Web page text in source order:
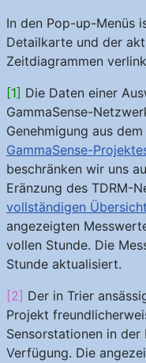
In den Pop-up-Menüs
Detailkarte und der
Zeitdiagrammen
[1] Die Daten einer
GammaSense-
Genehmigung aus
GammaSense-
beschränken wir uns
Eränzung des TDRM-
vollständigen
angezeigten
vollen Stunde. Die
Stunde aktualisiert.
[2] Der in Trier
Projekt
Sensorstationen in
Verfügung. Die